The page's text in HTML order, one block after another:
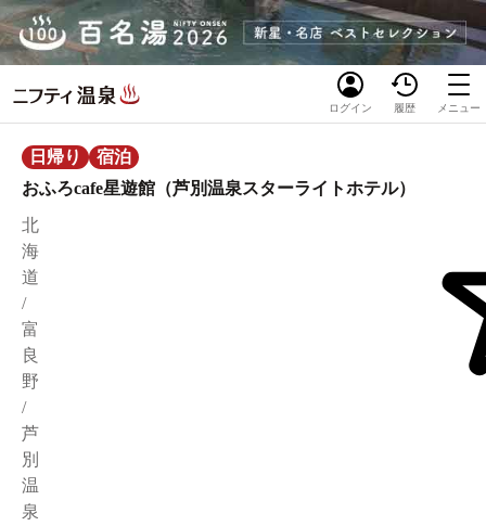
ログイン 履歴 メニュー
日帰り
宿泊
おふろcafe星遊館（芦別温泉スターライトホテル）
北
海
道
/
富
良
野
/
芦
別
温
泉